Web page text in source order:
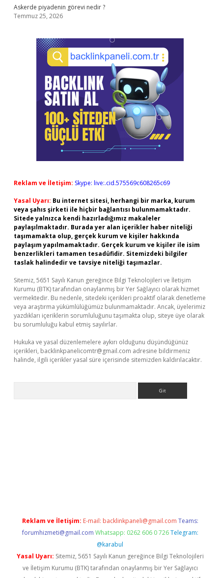
Askerde piyadenin görevi nedir ?
Temmuz 25, 2026
Reklam ve İletişim: Skype: live:.cid.575569c608265c69
Yasal Uyarı: Bu internet sitesi, herhangi bir marka, kurum
veya şahıs şirketi ile hiçbir bağlantısı bulunmamaktadır.
Sitede yalnızca kendi hazırladığımız makaleler
paylaşılmaktadır. Burada yer alan içerikler haber niteliği
taşımamakta olup, gerçek kurum ve kişiler hakkında
paylaşım yapılmamaktadır. Gerçek kurum ve kişiler ile isim
benzerlikleri tamamen tesadüfidir. Sitemizdeki bilgiler
taslak halindedir ve tavsiye niteliği taşımazlar.
Sitemiz, 5651 Sayılı Kanun gereğince Bilgi Teknolojileri ve İletişim
Kurumu (BTK) tarafından onaylanmış bir Yer Sağlayıcı olarak hizmet
vermektedir. Bu nedenle, sitedeki içerikleri proaktif olarak denetleme
veya araştırma yükümlülüğümüz bulunmamaktadır. Ancak, üyelerimiz
yazdıkları içeriklerin sorumluluğunu taşımakta olup, siteye üye olarak
bu sorumluluğu kabul etmiş sayılırlar.
Hukuka ve yasal düzenlemelere aykırı olduğunu düşündüğünüz
içerikleri, backlinkpanelicomtr@gmail.com adresine bildirmeniz
halinde, ilgili içerikler yasal süre içerisinde sitemizden kaldırılacaktır.
Reklam ve İletişim: E-mail: backlinkpaneli@gmail.com Teams:
forumhizmeti@gmail.com Whatsapp: 0262 606 0 726 Telegram:
@karabul
Yasal Uyarı: Sitemiz, 5651 Sayılı Kanun gereğince Bilgi Teknolojileri
ve İletişim Kurumu (BTK) tarafından onaylanmış bir Yer Sağlayıcı